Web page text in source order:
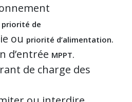
priorité de
ou priorité d’alimentation.
d’entrée MPPT.
de charge des